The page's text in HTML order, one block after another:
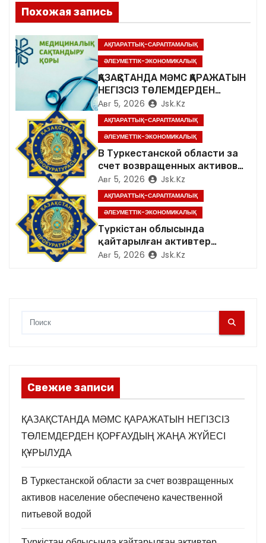
я
п
о
а
п
и
я
м
Похожая запись
АҚПАРАТТЫҚ-САРАПТАМАЛЫҚ
ӘЛЕУМЕТТІК-ЭКОНОМИКАЛЫҚ
ҚАЗАҚСТАНДА МӘМС ҚАРАЖАТЫН
НЕГІЗСІЗ ТӨЛЕМДЕРДЕН
ҚОРҒАУДЫҢ ЖАҢА ЖҮЙЕСІ
ҚҰРЫЛУДА
Авг 5, 2026 Jsk.kz
АҚПАРАТТЫҚ-САРАПТАМАЛЫҚ
ӘЛЕУМЕТТІК-ЭКОНОМИКАЛЫҚ
В Туркестанской области за
счет возвращенных активов
население обеспечено
качественной питьевой водой
Авг 5, 2026 Jsk.kz
АҚПАРАТТЫҚ-САРАПТАМАЛЫҚ
ӘЛЕУМЕТТІК-ЭКОНОМИКАЛЫҚ
Түркістан облысында
қайтарылған активтер
есебінен халық сапалы ауыз
Авг 5, 2026 Jsk.kz
Свежие записи
ҚАЗАҚСТАНДА МӘМС ҚАРАЖАТЫН НЕГІЗСІЗ
ТӨЛЕМДЕРДЕН ҚОРҒАУДЫҢ ЖАҢА ЖҮЙЕСІ
ҚҰРЫЛУДА
В Туркестанской области за счет возвращенных
активов население обеспечено качественной
питьевой водой